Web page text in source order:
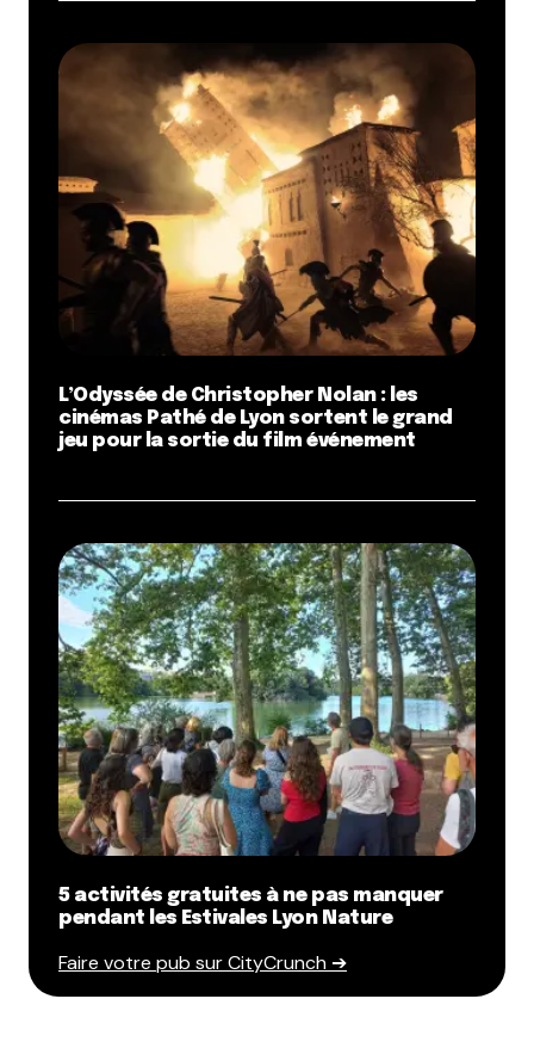
L’Odyssée de Christopher Nolan : les
cinémas Pathé de Lyon sortent le grand
jeu pour la sortie du film événement
5 activités gratuites à ne pas manquer
pendant les Estivales Lyon Nature
Faire votre pub sur CityCrunch ➔